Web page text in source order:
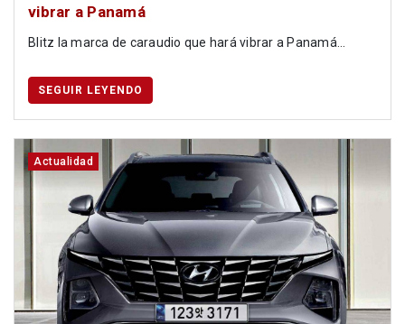
vibrar a Panamá
Blitz la marca de caraudio que hará vibrar a Panamá...
SEGUIR LEYENDO
Actualidad